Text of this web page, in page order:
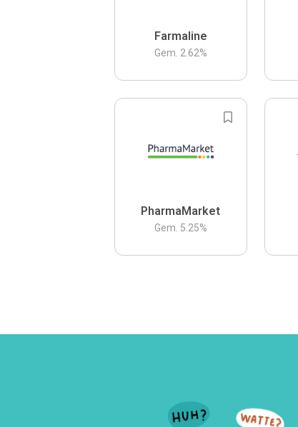
Farmaline
Gem. 2.62%
PharmaMarket
Gem. 5.25%